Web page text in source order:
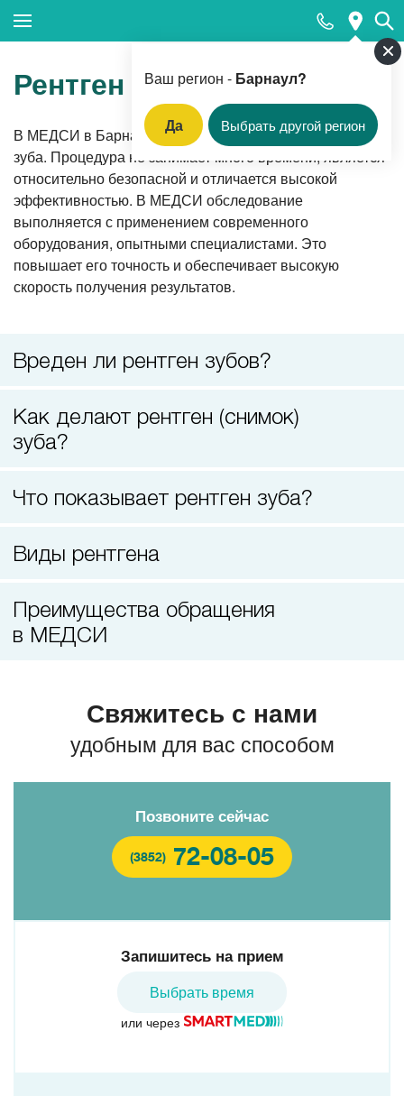
Ваш регион - Барнаул?
Да Выбрать другой регион
Популярные запросы
Анализ ПСА (простатический специфический
антиген)
Приём врача-дерматовенеролога
Лабораторная диагностика
Колоноскопия под наркозом
Удаление доброкачественных новообразований
на коже
Рентген зубов
В МЕДСИ в Барнауле всегда можно сделать снимок
зуба. Процедура не занимает много времени, является
относительно безопасной и отличается высокой
эффективностью. В МЕДСИ обследование
выполняется с применением современного
оборудования, опытными специалистами. Это
повышает его точность и обеспечивает высокую
скорость получения результатов.
Вреден ли рентген зубов?
Как делают рентген (снимок)
зуба?
Что показывает рентген зуба?
Виды рентгена
Преимущества обращения
в МЕДСИ
Свяжитесь с нами
удобным для вас способом
Позвоните сейчас
(3852) 72-08-05
Запишитесь на прием
Выбрать время
или через